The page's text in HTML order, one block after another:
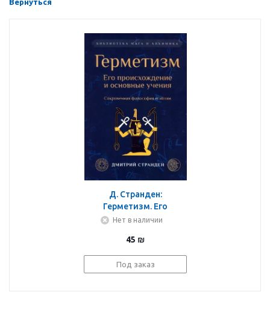
Вернуться
Д. Странден:
Герметизм. Его
происхождение и
Нет в наличии
45 ₪
Под заказ